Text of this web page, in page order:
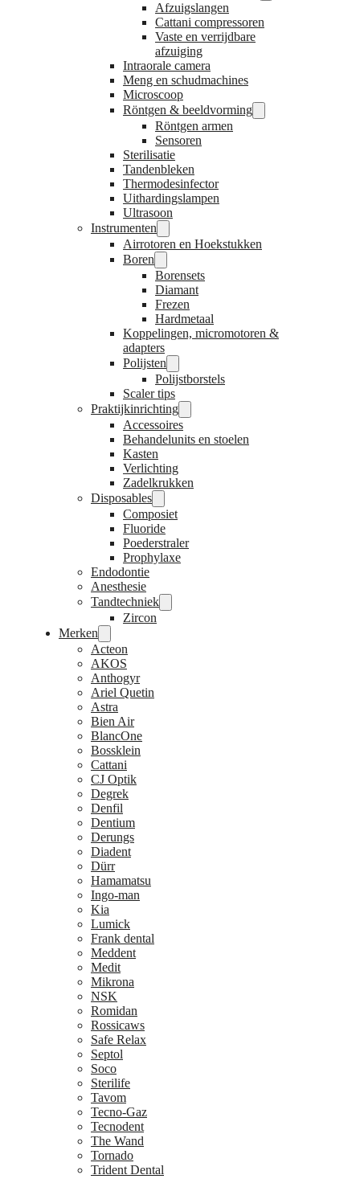
Afzuigslangen
Cattani compressoren
Vaste en verrijdbare
afzuiging
Intraorale camera
Meng en schudmachines
Microscoop
Röntgen & beeldvorming
Röntgen armen
Sensoren
Sterilisatie
Tandenbleken
Thermodesinfector
Uithardingslampen
Ultrasoon
Instrumenten
Airrotoren en Hoekstukken
Boren
Borensets
Diamant
Frezen
Hardmetaal
Koppelingen, micromotoren &
adapters
Polijsten
Polijstborstels
Scaler tips
Praktijkinrichting
Accessoires
Behandelunits en stoelen
Kasten
Verlichting
Zadelkrukken
Disposables
Composiet
Fluoride
Poederstraler
Prophylaxe
Endodontie
Anesthesie
Tandtechniek
Zircon
Merken
Acteon
AKOS
Anthogyr
Ariel Quetin
Astra
Bien Air
BlancOne
Bossklein
Cattani
CJ Optik
Degrek
Denfil
Dentium
Derungs
Diadent
Dürr
Hamamatsu
Ingo-man
Kia
Lumick
Frank dental
Meddent
Medit
Mikrona
NSK
Romidan
Rossicaws
Safe Relax
Septol
Soco
Sterilife
Tavom
Tecno-Gaz
Tecnodent
The Wand
Tornado
Trident Dental